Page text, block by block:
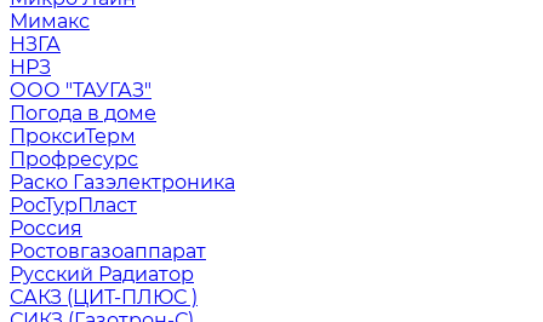
Мимакс
НЗГА
НРЗ
ООО "ТАУГАЗ"
Погода в доме
ПроксиТерм
Профресурс
Раско Газэлектроника
РосТурПласт
Россия
Ростовгазоаппарат
Русский Радиатор
САКЗ (ЦИТ-ПЛЮС )